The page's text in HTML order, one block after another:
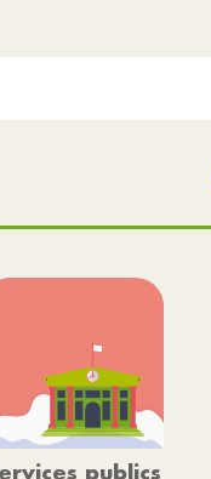
publics